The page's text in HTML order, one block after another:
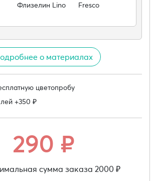
Флизелин Lino Fresco
о материалах
цветопробу
+350 ₽
290 ₽
сумма заказа 2000 ₽